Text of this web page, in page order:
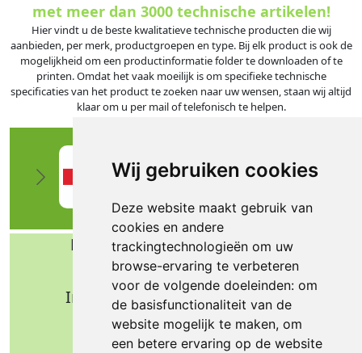
Wij gebruiken cookies
Deze website maakt gebruik van
cookies en andere
trackingtechnologieën om uw
browse-ervaring te verbeteren
voor de volgende doeleinden: om
de basisfunctionaliteit van de
website mogelijk te maken, om
een betere ervaring op de website
met meer dan 3000 technische artikelen!
Hier vindt u de beste kwalitatieve technische producten die wij
aanbieden, per merk, productgroepen en type. Bij elk product is ook de
mogelijkheid om een productinformatie folder te downloaden of te
printen. Omdat het vaak moeilijk is om specifieke technische
specificaties van het product te zoeken naar uw wensen, staan wij altijd
klaar om u per mail of telefonisch te helpen.
Bafa b.v. Technische import
Nijverheidsweg 11
Industrieterrein Verheulsweide
7005 AS Doetinchem
Tel.: +31 (0)314 344 342